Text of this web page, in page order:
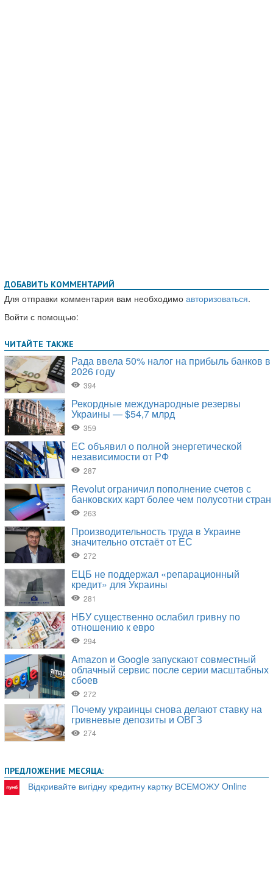
ДОБАВИТЬ КОММЕНТАРИЙ
Для отправки комментария вам необходимо авторизоваться.
Войти с помощью:
ПРЕДЛОЖЕНИЕ МЕСЯЦА:
Відкривайте вигідну кредитну картку ВСЕМОЖУ Online